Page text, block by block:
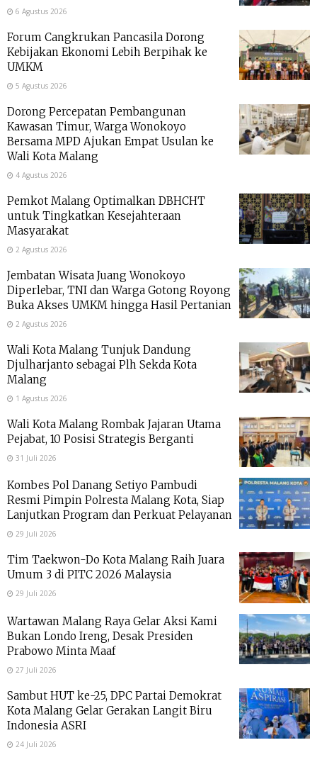
6 Agustus 2026
Forum Cangkrukan Pancasila Dorong
Kebijakan Ekonomi Lebih Berpihak ke
UMKM
5 Agustus 2026
Dorong Percepatan Pembangunan
Kawasan Timur, Warga Wonokoyo
Bersama MPD Ajukan Empat Usulan ke
Wali Kota Malang
4 Agustus 2026
Pemkot Malang Optimalkan DBHCHT
untuk Tingkatkan Kesejahteraan
Masyarakat
2 Agustus 2026
Jembatan Wisata Juang Wonokoyo
Diperlebar, TNI dan Warga Gotong Royong
Buka Akses UMKM hingga Hasil Pertanian
2 Agustus 2026
Wali Kota Malang Tunjuk Dandung
Djulharjanto sebagai Plh Sekda Kota
Malang
1 Agustus 2026
Wali Kota Malang Rombak Jajaran Utama
Pejabat, 10 Posisi Strategis Berganti
31 Juli 2026
Kombes Pol Danang Setiyo Pambudi
Resmi Pimpin Polresta Malang Kota, Siap
Lanjutkan Program dan Perkuat Pelayanan
29 Juli 2026
Tim Taekwon-Do Kota Malang Raih Juara
Umum 3 di PITC 2026 Malaysia
29 Juli 2026
Wartawan Malang Raya Gelar Aksi Kami
Bukan Londo Ireng, Desak Presiden
Prabowo Minta Maaf
27 Juli 2026
Sambut HUT ke-25, DPC Partai Demokrat
Kota Malang Gelar Gerakan Langit Biru
Indonesia ASRI
24 Juli 2026